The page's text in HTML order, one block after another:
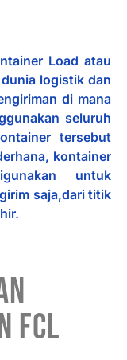
Load atau
logistik dan
di mana
seluruh
tersebut
kontainer
untuk
saja,dari titik
FCL